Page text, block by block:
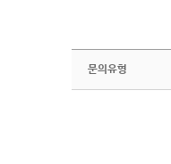
문의유형